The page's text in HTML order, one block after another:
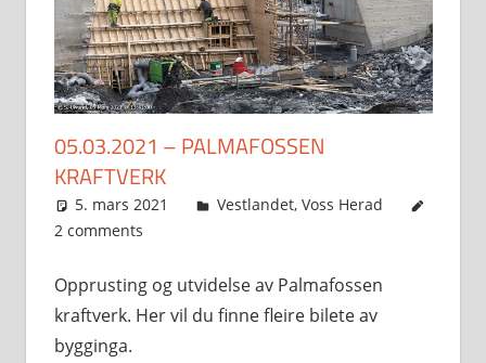
05.03.2021 – PALMAFOSSEN
KRAFTVERK
5. mars 2021 Svein
Vestlandet, Voss Herad
2 comments
Opprusting og utvidelse av Palmafossen
kraftverk. Her vil du finne fleire bilete av
bygginga.